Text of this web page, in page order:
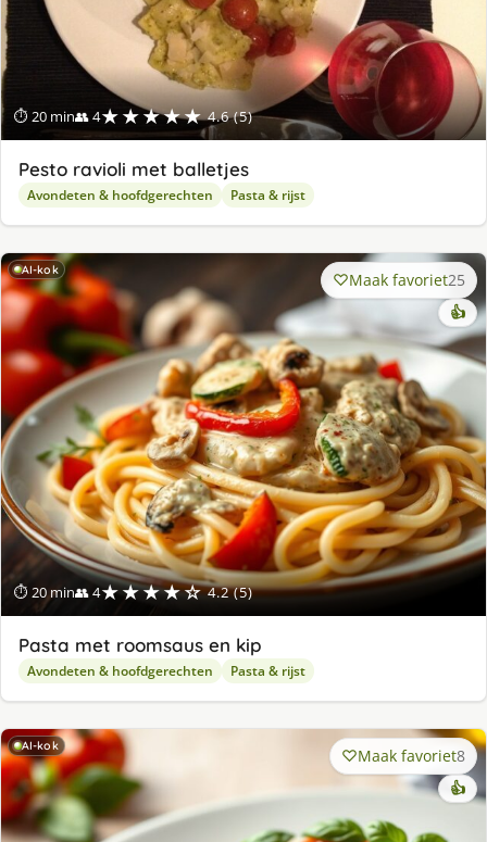
⏱ 20 min👥 4★★★★★ 4.6 (5)
Pesto ravioli met balletjes
Avondeten & hoofdgerechten Pasta & rijst
AI-kok
⏱ 20 min👥 4★★★★☆ 4.2 (5)
Maak favoriet25
👍
Pasta met roomsaus en kip
Avondeten & hoofdgerechten Pasta & rijst
AI-kok Maak favoriet8
👍